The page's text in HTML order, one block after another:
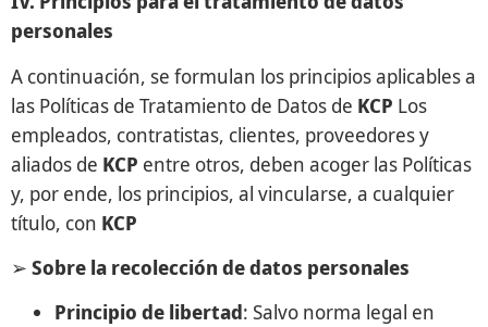
personales
A continuación, se formulan los principios aplicables a
las Políticas de Tratamiento de Datos de KCP Los
empleados, contratistas, clientes, proveedores y
aliados de KCP entre otros, deben acoger las Políticas
y, por ende, los principios, al vincularse, a cualquier
título, con KCP
➢ Sobre la recolección de datos personales
Principio de libertad: Salvo norma legal en